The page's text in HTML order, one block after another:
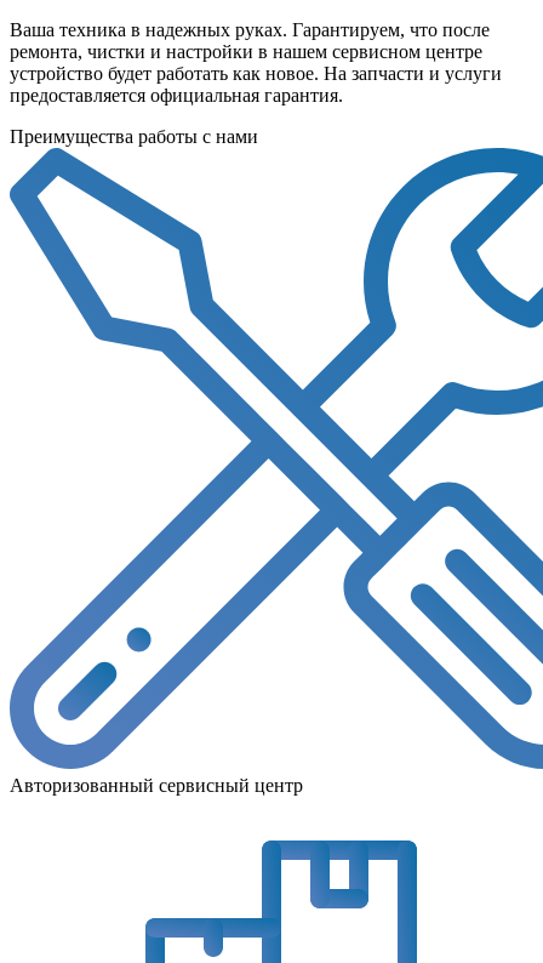
Ваша техника в надежных руках. Гарантируем, что после
ремонта, чистки и настройки в нашем сервисном центре
устройство будет работать как новое. На запчасти и услуги
предоставляется официальная гарантия.
Преимущества работы с нами
Авторизованный сервисный центр